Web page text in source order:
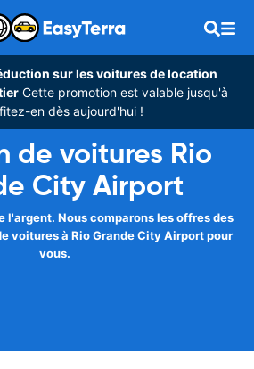
sur les voitures de location
Cette promotion est valable jusqu'à
en dès aujourd'hui !
de voitures Rio
City Airport
l'argent. Nous comparons les offres des
voitures à Rio Grande City Airport pour
vous.